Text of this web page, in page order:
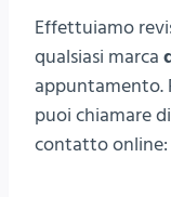
Effettuiamo
qualsiasi marca
appuntamento.
puoi chiamare
contatto online: